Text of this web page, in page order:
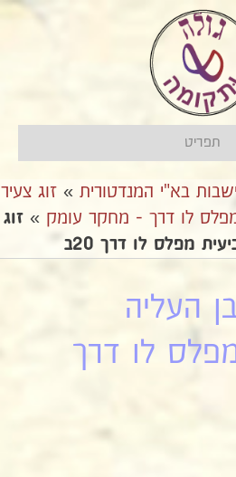
תפריט
בא"י המנדטורית » זוג צעיר
מפלס לו דרך - מחקר עומק » זוג
מפלס לו דרך 20ב
העליה
לו דרך